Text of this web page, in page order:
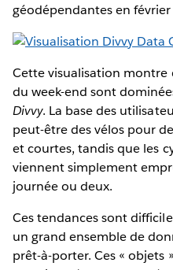
géodépendantes en
Cette visualisation montre
du week-end sont
Divvy. La base des
peut-être des vélos pour
et courtes, tandis que les
viennent simplement
journée ou deux.
Ces tendances sont
un grand ensemble de
prêt-à-porter. Ces « objets